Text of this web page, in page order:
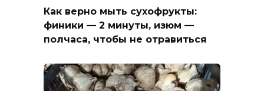
Как верно мыть сухофрукты:
финики — 2 минуты, изюм —
полчаса, чтобы не отравиться